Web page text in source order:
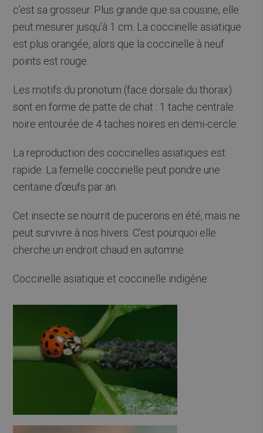
c’est sa grosseur. Plus grande que sa cousine, elle
peut mesurer jusqu’à 1 cm. La coccinelle asiatique
est plus orangée, alors que la coccinelle à neuf
points est rouge.
Les motifs du pronotum (face dorsale du thorax)
sont en forme de patte de chat : 1 tache centrale
noire entourée de 4 taches noires en demi-cercle.
La reproduction des coccinelles asiatiques est
rapide. La femelle coccinelle peut pondre une
centaine d’œufs par an.
Cet insecte se nourrit de pucerons en été, mais ne
peut survivre à nos hivers. C’est pourquoi elle
cherche un endroit chaud en automne.
Coccinelle asiatique et coccinelle indigène: